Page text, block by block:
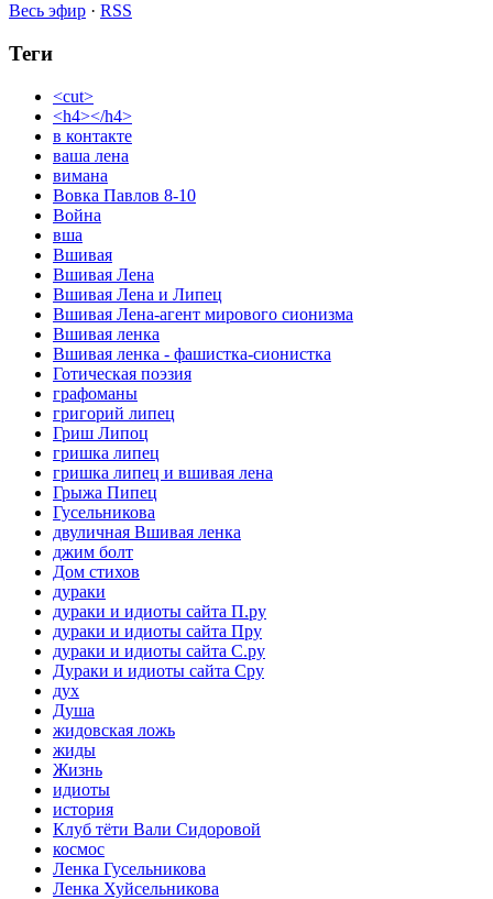
Весь эфир · RSS
Теги
<cut>
<h4></h4>
в контакте
ваша лена
вимана
Вовка Павлов 8-10
Война
вша
Вшивая
Вшивая Лена
Вшивая Лена и Липец
Вшивая Лена-агент мирового сионизма
Вшивая ленка
Вшивая ленка - фашистка-сионистка
Готическая поэзия
графоманы
григорий липец
Гриш Липоц
гришка липец
гришка липец и вшивая лена
Грыжа Пипец
Гусельникова
двуличная Вшивая ленка
джим болт
Дом стихов
дураки
дураки и идиоты сайта П.ру
дураки и идиоты сайта Пру
дураки и идиоты сайта С.ру
Дураки и идиоты сайта Сру
дух
Душа
жидовская ложь
жиды
Жизнь
идиоты
история
Клуб тёти Вали Сидоровой
космос
Ленка Гусельникова
Ленка Хуйсельникова